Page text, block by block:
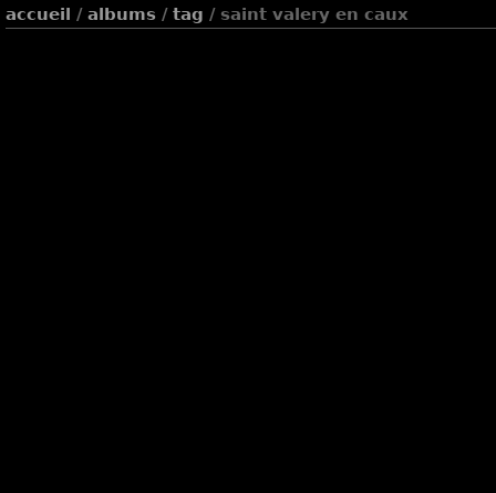
accueil / albums/ tag / saint valery en caux